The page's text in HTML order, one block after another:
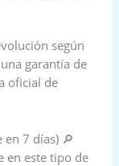
según
garantía de
oficial de
7 días) 🔎
en este tipo de